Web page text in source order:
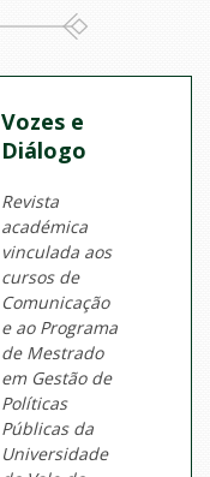
Vozes e
Diálogo
Revista
académica
vinculada aos
cursos de
Comunicação
e ao Programa
de Mestrado
em Gestão de
Políticas
Públicas da
Universidade